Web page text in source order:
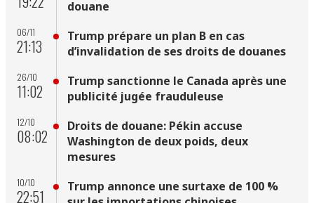
douane
06/11
21:13
Trump prépare un plan B en cas
d’invalidation de ses droits de douanes
26/10
11:02
Trump sanctionne le Canada après une
publicité jugée frauduleuse
12/10
08:02
Droits de douane: Pékin accuse
Washington de deux poids, deux
mesures
10/10
22:51
Trump annonce une surtaxe de 100 %